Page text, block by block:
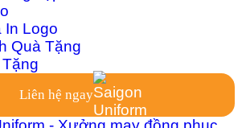
In Logo
Quà Tặng
Liên hệ ngay